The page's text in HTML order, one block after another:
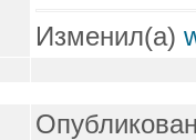
Изменил(а)